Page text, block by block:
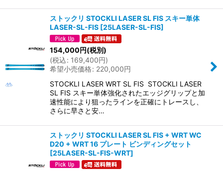
ストックリ STOCKLI LASER SL FIS スキー単体
LASER-SL-FIS [25LASER-SL-FIS]
154,000円(税別)
(税込: 169,400円)
希望小売価格: 220,000円
STOCKLI LASER WRT SL FIS STOCKLI LASER
SL FIS スキー単体強化されたエッジグリップと加
速性能により狙ったラインを正確にトレースし、
さらに早さと安…
ストックリ STOCKLI LASER SL FIS + WRT WC
D20 + WRT 16 プレート ビンディングセット
[25LASER-SL-FIS-WRT]